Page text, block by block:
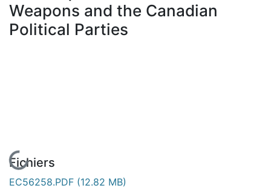
Weapons and the Canadian
Political Parties
En cours de chargement...
Fichiers
EC56258.PDF (12.82 MB)